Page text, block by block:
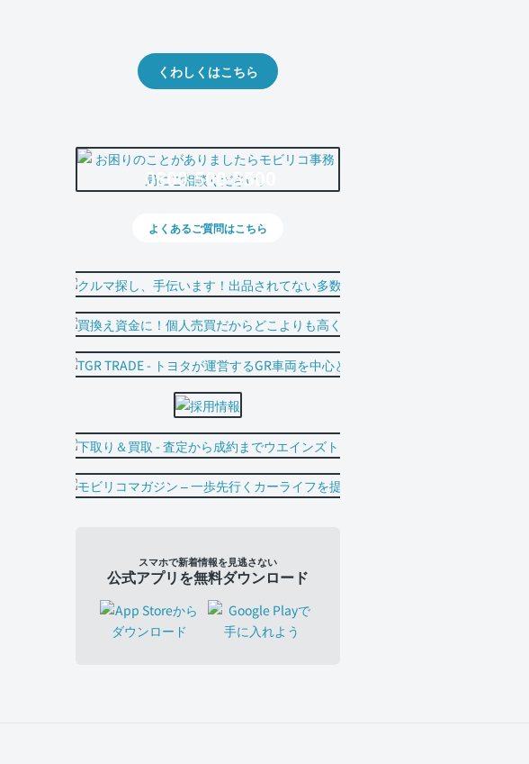
くわしくはこちら
0800-500-5500
よくあるご質問はこちら
スマホで新着情報を見逃さない
公式アプリを無料ダウンロード